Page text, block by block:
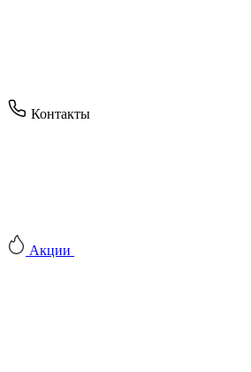
Контакты
Акции